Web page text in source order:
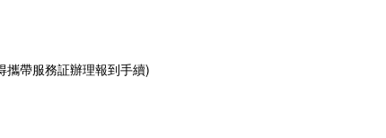
帶服務証辦理報到手續)